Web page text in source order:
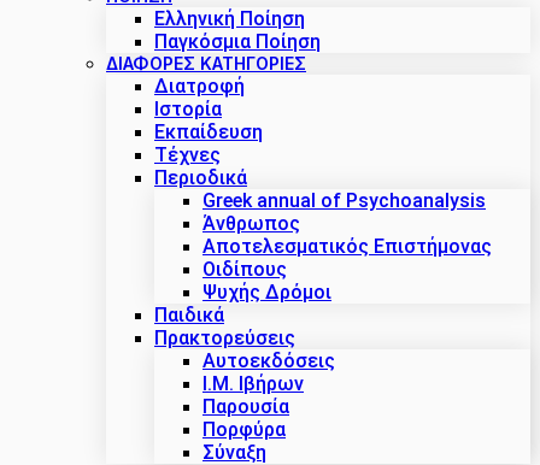
Ελληνική Ποίηση
Παγκόσμια Ποίηση
ΔΙΑΦΟΡΕΣ ΚΑΤΗΓΟΡΙΕΣ
Διατροφή
Ιστορία
Εκπαίδευση
Τέχνες
Περιοδικά
Greek annual of Psychoanalysis
Άνθρωπος
Αποτελεσματικός Επιστήμονας
Οιδίπους
Ψυχής Δρόμοι
Παιδικά
Πρακτoρεύσεις
Αυτοεκδόσεις
Ι.Μ. Ιβήρων
Παρουσία
Πορφύρα
Σύναξη